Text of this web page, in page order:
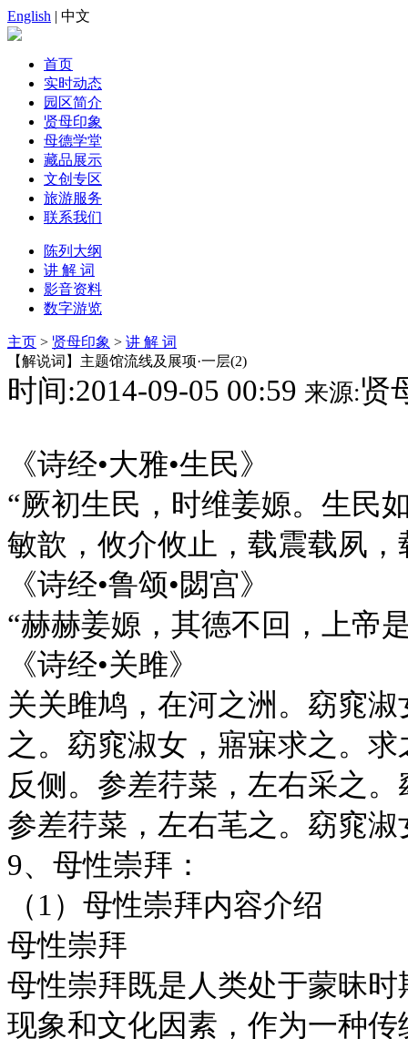
English | 中文
首页
实时动态
园区简介
贤母印象
母德学堂
藏品展示
文创专区
旅游服务
联系我们
陈列大纲
讲 解 词
影音资料
数字游览
主页 > 贤母印象 > 讲 解 词
【解说词】主题馆流线及展项·一层(2)
时间:2014-09-05 00:59 来源:贤
《诗经•大雅•生民》
“厥初生民，时维姜嫄。生民
敏歆，攸介攸止，载震载夙
《诗经•鲁颂•閟宫》
“赫赫姜嫄，其德不回，上帝
《诗经•关雎》
关关雎鸠，在河之洲。窈窕
之。窈窕淑女，寤寐求之。
反侧。参差荇菜，左右采之
参差荇菜，左右芼之。窈窕
9、母性崇拜：
（1）母性崇拜内容介绍
母性崇拜
母性崇拜既是人类处于蒙昧
现象和文化因素，作为一种